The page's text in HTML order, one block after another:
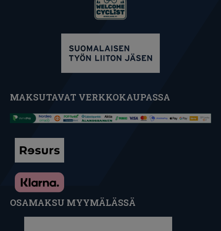
MAKSUTAVAT VERKKOKAUPASSA
OSAMAKSU MYYMÄLÄSSÄ